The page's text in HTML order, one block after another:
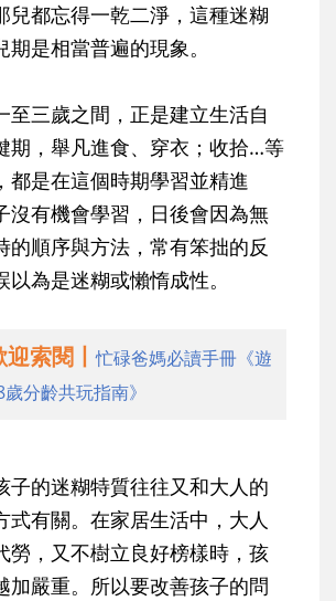
兒都忘得一乾二淨，這種迷糊
是相當普遍的現象。
三歲之間，正是建立生活自
期，舉凡進食、穿衣；收拾…等
都是在這個時期學習並精進
沒有機會學習，日後會因為無
的順序與方法，常有笨拙的反
以為是迷糊或懶惰成性。
迎索閱丨忙碌爸媽必讀手冊《遊
分齡共玩指南》
的迷糊特質往往又和大人的
式有關。在家居生活中，大人
勞，又不樹立良好榜樣時，孩
加嚴重。所以要改善孩子的問